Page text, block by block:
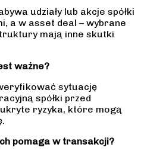
udziały lub akcje spółki
a w asset deal – wybrane
mają inne skutki
ważne?
sytuację
spółki przed
ryzyka, które mogą
pomaga w transakcji?